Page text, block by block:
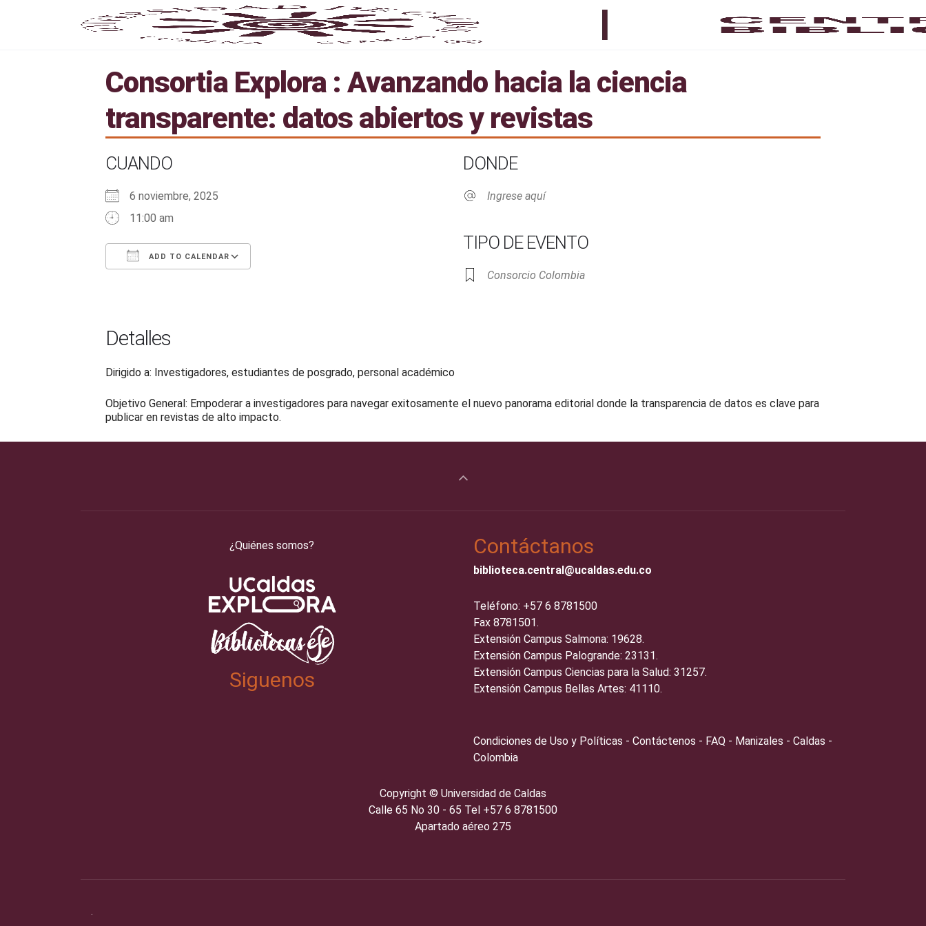
Consortia Explora : Avanzando hacia la ciencia
transparente: datos abiertos y revistas
CUANDO
6 noviembre, 2025
11:00 am
ADD TO CALENDAR
DONDE
Ingrese aquí
TIPO DE EVENTO
Consorcio Colombia
Detalles
Dirigido a: Investigadores, estudiantes de posgrado, personal académico
Objetivo General: Empoderar a investigadores para navegar exitosamente el nuevo panorama editorial donde la transparencia de datos es clave para
publicar en revistas de alto impacto.
¿Quiénes somos?
Siguenos
Contáctanos
biblioteca.central@ucaldas.edu.co
Teléfono: +57 6 8781500
Fax 8781501.
Extensión Campus Salmona: 19628.
Extensión Campus Palogrande: 23131.
Extensión Campus Ciencias para la Salud: 31257.
Extensión Campus Bellas Artes: 41110.
Condiciones de Uso y Políticas - Contáctenos - FAQ - Manizales - Caldas -
Colombia
Copyright ©️ Universidad de Caldas
Calle 65 No 30 - 65 Tel +57 6 8781500
Apartado aéreo 275
.